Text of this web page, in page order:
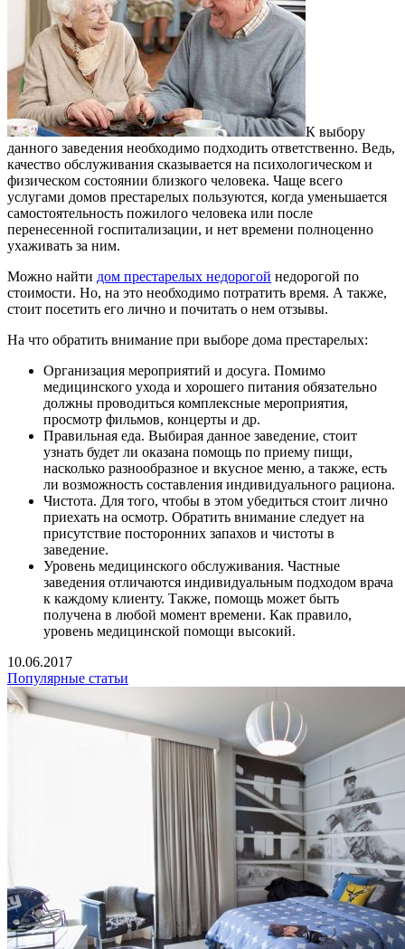
К выбору
данного заведения необходимо подходить ответственно. Ведь,
качество обслуживания сказывается на психологическом и
физическом состоянии близкого человека. Чаще всего
услугами домов престарелых пользуются, когда уменьшается
самостоятельность пожилого человека или после
перенесенной госпитализации, и нет времени полноценно
ухаживать за ним.
Можно найти дом престарелых недорогой недорогой по
стоимости. Но, на это необходимо потратить время. А также,
стоит посетить его лично и почитать о нем отзывы.
На что обратить внимание при выборе дома престарелых:
Организация мероприятий и досуга. Помимо
медицинского ухода и хорошего питания обязательно
должны проводиться комплексные мероприятия,
просмотр фильмов, концерты и др.
Правильная еда. Выбирая данное заведение, стоит
узнать будет ли оказана помощь по приему пищи,
насколько разнообразное и вкусное меню, а также, есть
ли возможность составления индивидуального рациона.
Чистота. Для того, чтобы в этом убедиться стоит лично
приехать на осмотр. Обратить внимание следует на
присутствие посторонних запахов и чистоты в
заведение.
Уровень медицинского обслуживания. Частные
заведения отличаются индивидуальным подходом врача
к каждому клиенту. Также, помощь может быть
получена в любой момент времени. Как правило,
уровень медицинской помощи высокий.
10.06.2017
Популярные статьи